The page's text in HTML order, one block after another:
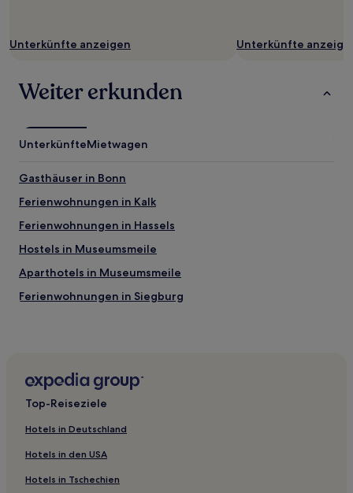
Unterkünfte anzeigen Unterkünfte
Weiter erkunden
UnterkünfteMietwagen
Gasthäuser in Bonn
Ferienwohnungen in Kalk
Ferienwohnungen in Hassels
Hostels in Museumsmeile
Aparthotels in Museumsmeile
Ferienwohnungen in Siegburg
Gasthäuser in Schildergasse
Ferienwohnungen in Bergisch Gladbach
Ferienwohnungen in Eifel
Ferienwohnungen in Heimbach
Hotels mit Parkplatz in Euskirchen
Top-Reiseziele
Hotels in Deutschland
Hotels in den USA
Hotels in Tschechien